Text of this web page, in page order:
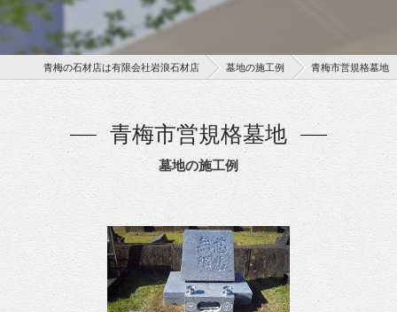
青梅の石材店は有限会社岩浪石材店 墓地の施工例 青梅市営規格墓地
墓地の施工例
青梅市営規格墓地